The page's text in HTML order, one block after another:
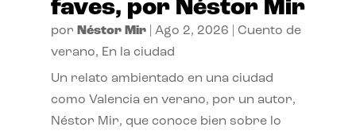
faves, por Néstor Mir
por Néstor Mir| Ago 2, 2026
Cuento de
verano, En la ciudad
Un relato ambientado en una ciudad
como Valencia en verano, por un autor,
Néstor Mir, que conoce bien sobre lo